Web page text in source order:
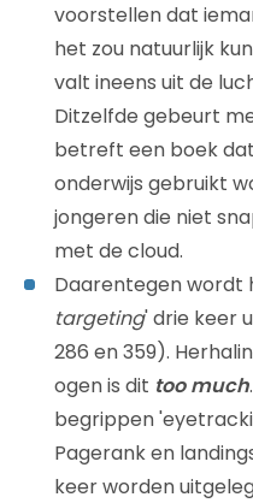
voorstellen dat
het zou natuurlijk
valt ineens uit de
Ditzelfde gebeurt
betreft een boek
onderwijs gebruikt
jongeren die niet
met de cloud.
Daarentegen wordt
targeting' drie keer
286 en 359).
ogen is dit too much
begrippen
Pagerank en
keer worden